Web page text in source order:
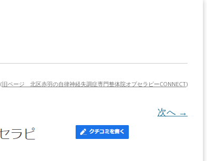
(旧ページ 北区赤羽の自律神経失調症専門整体院オプセラピーCONNECT)
次へ →